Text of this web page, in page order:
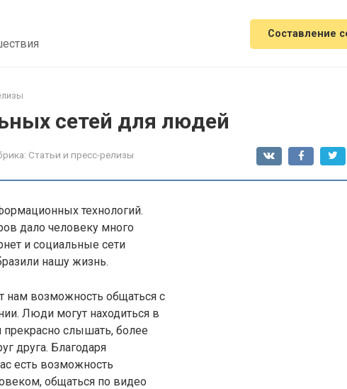
Составление
сетей для людей
Статьи и пресс-релизы
технологий.
дало человеку много
и социальные сети
нашу жизнь.
нам возможность общаться с
Люди могут находиться в
прекрасно слышать, более
друга. Благодаря
есть возможность
общаться по видео